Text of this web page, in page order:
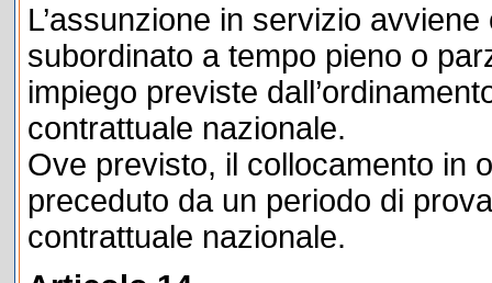
L’assunzione in servizio
subordinato a tempo pieno o
impiego previste
contrattuale nazionale.
Ove previsto, il collocamento in
preceduto da un periodo di
contrattuale nazionale.